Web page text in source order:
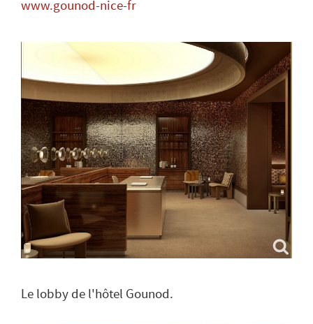
www.gounod-nice-fr
Le lobby de l'hôtel Gounod.